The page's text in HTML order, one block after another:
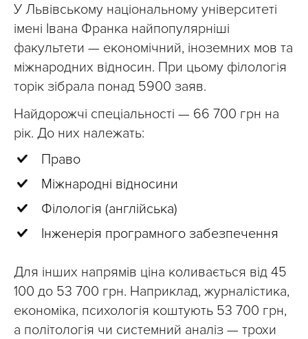
У Львівському національному університеті
імені Івана Франка найпопулярніші
факультети — економічний, іноземних мов та
міжнародних відносин. При цьому філологія
торік зібрала понад 5900 заяв.
Найдорожчі спеціальності — 66 700 грн на
рік. До них належать:
Право
Міжнародні відносини
Філологія (англійська)
Інженерія програмного забезпечення
Для інших напрямів ціна коливається від 45
100 до 53 700 грн. Наприклад, журналістика,
економіка, психологія коштують 53 700 грн,
а політологія чи системний аналіз — трохи